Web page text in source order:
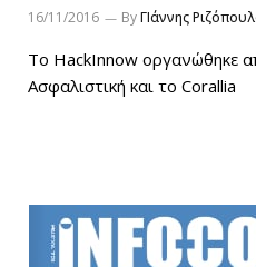
16/11/2016 ByΓΙάννης
Το HackInnow οργανώθηκε
Ασφαλιστική και το Corallia